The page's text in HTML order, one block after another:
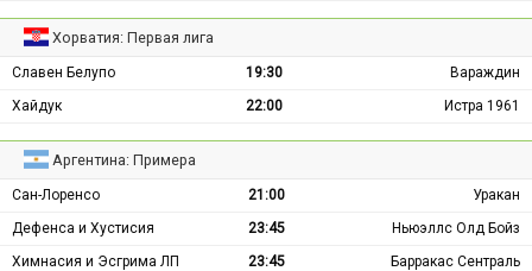
Хорватия: Первая лига
Славен Белупо 19:30
Вараждин
Хайдук
22:00 Истра 1961
Аргентина: Примера
Сан-Лоренсо 21:00
Уракан
Дефенса и Хустисия
23:45
Ньюэллс Олд Бойз
Химнасия и Эсгрима ЛП
23:45
Барракас Сентраль